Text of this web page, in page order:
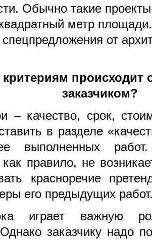
Обычно такие
метр
от
происходит
заказчиком?
– качество, срок,
в разделе
выполненных
как правило, не
красноречие
его предыдущих
играет важную
заказчику надо